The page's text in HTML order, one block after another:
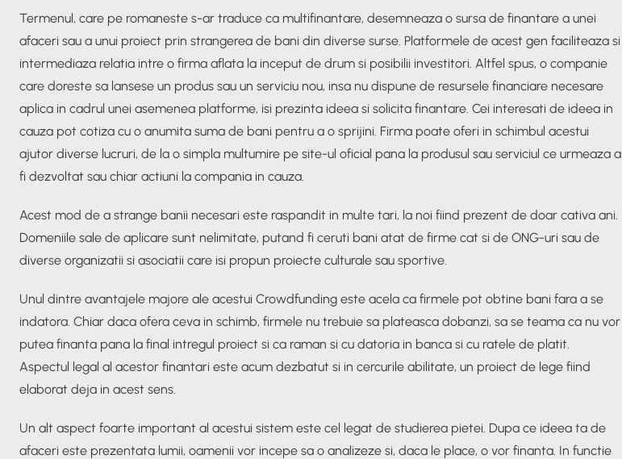
Termenul, care pe romaneste s-ar traduce ca multifinantare, desemneaza o sursa de finantare a unei
afaceri sau a unui proiect prin strangerea de bani din diverse surse. Platformele de acest gen faciliteaza si
intermediaza relatia intre o firma aflata la inceput de drum si posibilii investitori. Altfel spus, o companie
care doreste sa lansese un produs sau un serviciu nou, insa nu dispune de resursele financiare necesare
aplica in cadrul unei asemenea platforme, isi prezinta ideea si solicita finantare. Cei interesati de ideea in
cauza pot cotiza cu o anumita suma de bani pentru a o sprijini. Firma poate oferi in schimbul acestui
ajutor diverse lucruri, de la o simpla multumire pe site-ul oficial pana la produsul sau serviciul ce urmeaza a
fi dezvoltat sau chiar actiuni la compania in cauza.
Acest mod de a strange banii necesari este raspandit in multe tari, la noi fiind prezent de doar cativa ani.
Domeniile sale de aplicare sunt nelimitate, putand fi ceruti bani atat de firme cat si de ONG-uri sau de
diverse organizatii si asociatii care isi propun proiecte culturale sau sportive.
Unul dintre avantajele majore ale acestui Crowdfunding este acela ca firmele pot obtine bani fara a se
indatora. Chiar daca ofera ceva in schimb, firmele nu trebuie sa plateasca dobanzi, sa se teama ca nu vor
putea finanta pana la final intregul proiect si ca raman si cu datoria in banca si cu ratele de platit.
Aspectul legal al acestor finantari este acum dezbatut si in cercurile abilitate, un proiect de lege fiind
elaborat deja in acest sens.
Un alt aspect foarte important al acestui sistem este cel legat de studierea pietei. Dupa ce ideea ta de
afaceri este prezentata lumii, oamenii vor incepe sa o analizeze si, daca le place, o vor finanta. In functie